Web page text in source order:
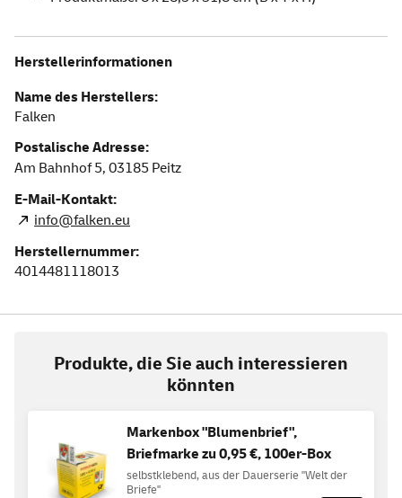
Herstellerinformationen
Name des Herstellers:
Falken
Postalische Adresse:
Am Bahnhof 5, 03185 Peitz
E-Mail-Kontakt:
info@falken.eu
Herstellernummer:
4014481118013
Produkte, die Sie auch interessieren
könnten
Markenbox "Blumenbrief",
Briefmarke zu 0,95 €, 100er-Box
selbstklebend, aus der Dauerserie "Welt der
Briefe"